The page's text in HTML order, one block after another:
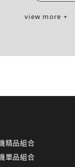
view more +
精品組合
單品組合